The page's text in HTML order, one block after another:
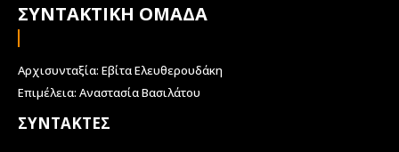
ΣΥΝΤΑΚΤΙΚΗ ΟΜΑΔΑ
Αρχισυνταξία: Εβίτα Ελευθερουδάκη
Επιμέλεια: Αναστασία Βασιλάτου
ΣΥΝΤΑΚΤΕΣ